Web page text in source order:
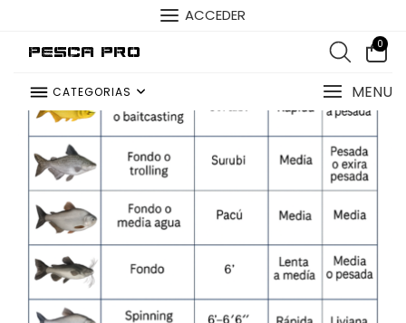
ACCEDER
Pesca Pro 0
CATEGORIAS MENU